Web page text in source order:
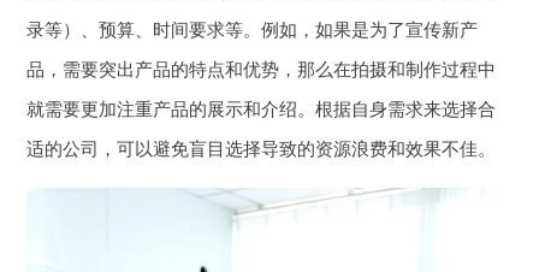
录等）、预算、时间要求等。例如，如果是为了宣传新产
品，需要突出产品的特点和优势，那么在拍摄和制作过程中
就需要更加注重产品的展示和介绍。根据自身需求来选择合
适的公司，可以避免盲目选择导致的资源浪费和效果不佳。